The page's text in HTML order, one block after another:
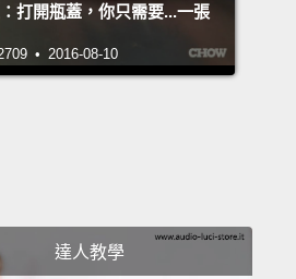
乾淨的紙巾擦拭內部。
stick a folded
Use a bit of
打開瓶蓋，你只需要...一張
• 2016-08-10
達人教學